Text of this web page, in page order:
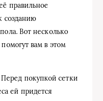
правильное
созданию
Вот несколько
вам в этом
Перед покупкой сетки
ей придется